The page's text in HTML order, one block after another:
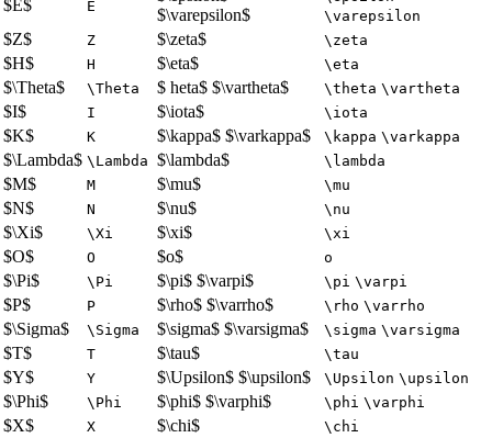
$E$ E
$\varepsilon$
\varepsilon
$Z$ Z $\zeta$ \zeta
$H$ H $\eta$ \eta
$\Theta$ \Theta $ heta$ $\vartheta$ \theta \vartheta
$I$ I $\iota$ \iota
$K$ K $\kappa$ $\varkappa$ \kappa \varkappa
$\Lambda$ \Lambda $\lambda$ \lambda
$M$ M $\mu$ \mu
$N$ N $\nu$ \nu
$\Xi$ \Xi $\xi$ \xi
$O$ O $o$ o
$\Pi$ \Pi $\pi$ $\varpi$ \pi \varpi
$P$ P $\rho$ $\varrho$ \rho \varrho
$\Sigma$ \Sigma $\sigma$ $\varsigma$ \sigma \varsigma
$T$ T $\tau$ \tau
$Y$ Y $\Upsilon$ $\upsilon$ \Upsilon \upsilon
$\Phi$ \Phi $\phi$ $\varphi$ \phi \varphi
$X$ X $\chi$ \chi